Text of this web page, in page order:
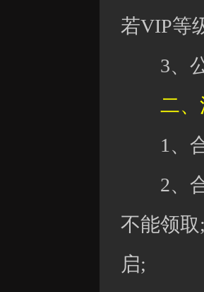
若VIP等
3、公
二、
1、合
2、合
不能领
启;